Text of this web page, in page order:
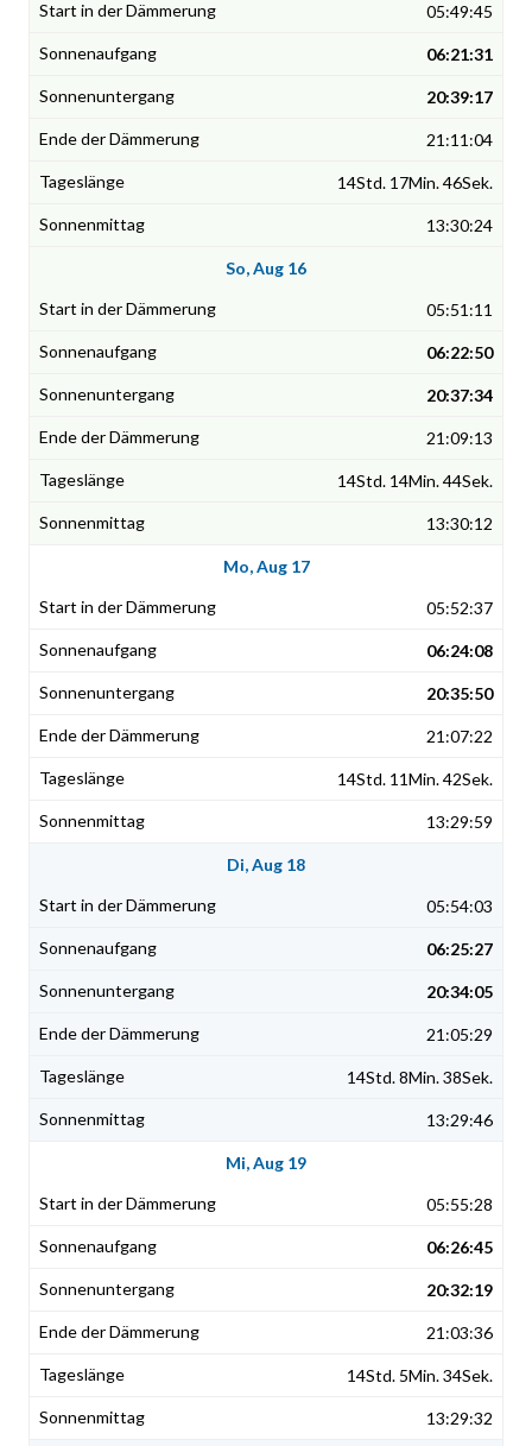
05:49:45
06:21:31
20:39:17
21:11:04
14Std. 17Min. 46Sek.
13:30:24
So, Aug 16
05:51:11
06:22:50
20:37:34
21:09:13
14Std. 14Min. 44Sek.
13:30:12
Mo, Aug 17
05:52:37
06:24:08
20:35:50
21:07:22
14Std. 11Min. 42Sek.
13:29:59
Di, Aug 18
05:54:03
06:25:27
20:34:05
21:05:29
14Std. 8Min. 38Sek.
13:29:46
Mi, Aug 19
05:55:28
06:26:45
20:32:19
21:03:36
14Std. 5Min. 34Sek.
13:29:32